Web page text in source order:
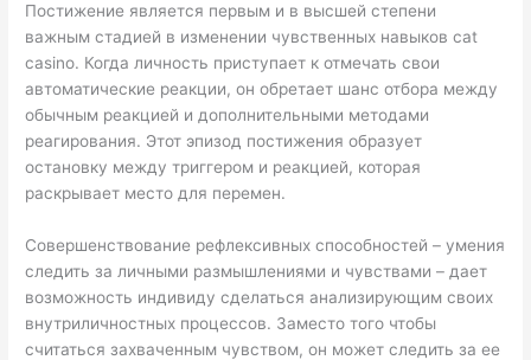
Постижение является первым и в высшей степени
важным стадией в изменении чувственных навыков cat
casino. Когда личность приступает к отмечать свои
автоматические реакции, он обретает шанс отбора между
обычным реакцией и дополнительными методами
реагирования. Этот эпизод постижения образует
остановку между триггером и реакцией, которая
раскрывает место для перемен.
Совершенствование рефлексивных способностей – умения
следить за личными размышлениями и чувствами – дает
возможность индивиду сделаться анализирующим своих
внутриличностных процессов. Заместо того чтобы
считаться захваченным чувством, он может следить за ее